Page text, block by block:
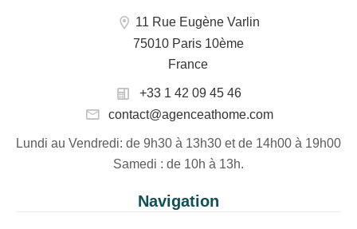
11 Rue Eugène Varlin
75010 Paris 10ème
France
+33 1 42 09 45 46
contact@agenceathome.com
Lundi au Vendredi: de 9h30 à 13h30 et de 14h00 à 19h00
Samedi : de 10h à 13h.
Navigation